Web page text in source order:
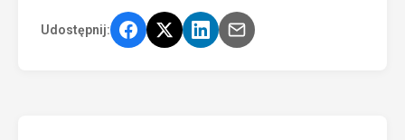
Udostępnij: